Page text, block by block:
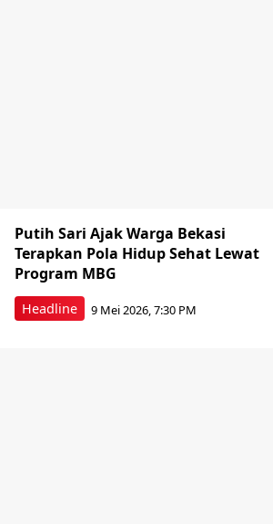
Headline
Putih Sari Ajak Warga Bekasi
Terapkan Pola Hidup Sehat Lewat
Program MBG
9 Mei 2026, 7:30 PM